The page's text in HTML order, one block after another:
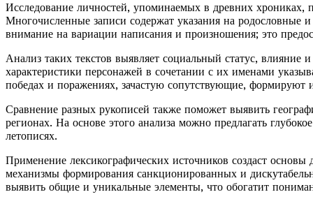
Исследование личностей, упоминаемых в древних хрониках,
Многочисленные записи содержат указания на родословные
внимание на вариации написания и произношения; это
Анализ таких текстов выявляет социальный статус,
характеристики персонажей в сочетании с их именами
победах и поражениях, зачастую сопутствующие,
Сравнение разных рукописей также поможет выявить
регионах. На основе этого анализа можно предлагать
летописях.
Применение лексикографических источников создаст
механизмы формирования санкционированных и
выявить общие и уникальные элементы, что обогатит